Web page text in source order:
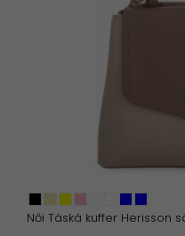
Női Táská kuffer Herisson